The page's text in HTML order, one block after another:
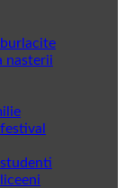
nasterii